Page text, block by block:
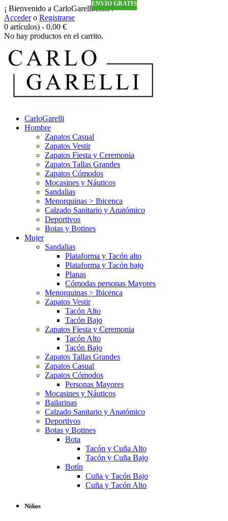
¡ Bienvenido a CarloGarelli.com !
Accedero Registrarse
0 artículos) - 0,00 €
No hay productos en el carrito.
CarloGarelli
Hombre
Zapatos Casual
Zapatos Vestir
Zapatos Fiesta y Ceremonia
Zapatos Tallas Grandes
Zapatos Cómodos
Mocasines y Náuticos
Sandalias
Menorquinas > Ibicenca
Calzado Sanitario y Anatómico
Deportivos
Botas y Botines
Mujer
Sandalias
Plataforma y Tacón alto
Plataforma y Tacón bajo
Planas
Cómodas personas Mayores
Menorquinas > Ibicenca
Zapatos Vestir
Tacón Alto
Tacón Bajo
Zapatos Fiesta y Ceremonia
Tacón Alto
Tacón Bajo
Zapatos Tallas Grandes
Zapatos Casual
Zapatos Cómodos
Personas Mayores
Mocasines y Náuticos
Bailarinas
Calzado Sanitario y Anatómico
Deportivos
Botas y Botines
Bota
Tacón y Cuña Alto
Tacón y Cuña Bajo
Botín
Cuña y Tacón Bajo
Cuña y Tacón Alto
Niños
ENVÍO GRATIS
ENVÍO GRATIS
ENVÍO GRATIS
ENVÍO GRATIS